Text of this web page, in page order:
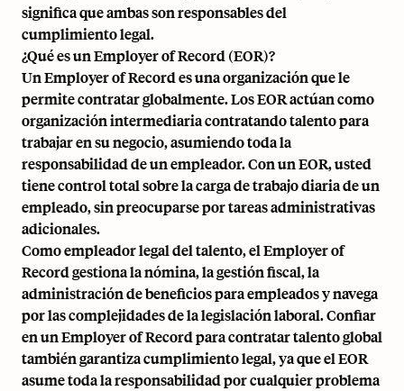
significa que ambas son responsables del
cumplimiento legal.
¿Qué es un Employer of Record (EOR)?
Un Employer of Record es una organización que le
permite contratar globalmente. Los EOR actúan como
organización intermediaria contratando talento para
trabajar en su negocio, asumiendo toda la
responsabilidad de un empleador. Con un EOR, usted
tiene control total sobre la carga de trabajo diaria de un
empleado, sin preocuparse por tareas administrativas
adicionales.
Como empleador legal del talento, el Employer of
Record gestiona la nómina, la gestión fiscal, la
administración de beneficios para empleados y navega
por las complejidades de la legislación laboral. Confiar
en un Employer of Record para contratar talento global
también garantiza cumplimiento legal, ya que el EOR
asume toda la responsabilidad por cualquier problema